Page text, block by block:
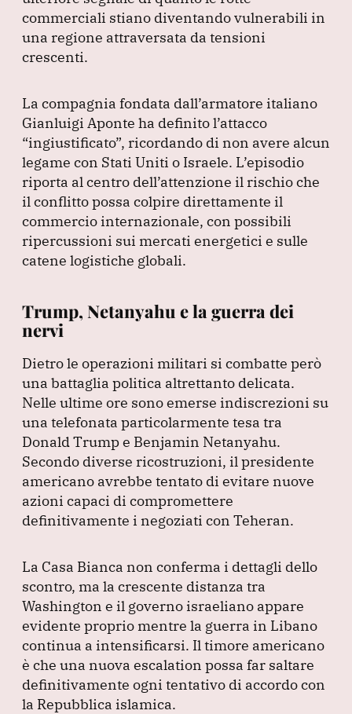
commerciali stiano diventando vulnerabili in
una regione attraversata da tensioni
crescenti.
La compagnia fondata dall’armatore italiano
Gianluigi Aponte ha definito l’attacco
“ingiustificato”, ricordando di non avere alcun
legame con Stati Uniti o Israele. L’episodio
riporta al centro dell’attenzione il rischio che
il conflitto possa colpire direttamente il
commercio internazionale, con possibili
ripercussioni sui mercati energetici e sulle
catene logistiche globali.
Trump, Netanyahu e la guerra dei
nervi
Dietro le operazioni militari si combatte però
una battaglia politica altrettanto delicata.
Nelle ultime ore sono emerse indiscrezioni su
una telefonata particolarmente tesa tra
Donald Trump e Benjamin Netanyahu.
Secondo diverse ricostruzioni, il presidente
americano avrebbe tentato di evitare nuove
azioni capaci di compromettere
definitivamente i negoziati con Teheran.
La Casa Bianca non conferma i dettagli dello
scontro, ma la crescente distanza tra
Washington e il governo israeliano appare
evidente proprio mentre la guerra in Libano
continua a intensificarsi. Il timore americano
è che una nuova escalation possa far saltare
definitivamente ogni tentativo di accordo con
la Repubblica islamica.